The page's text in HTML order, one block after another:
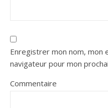
Enregistrer mon nom, mon
navigateur pour mon
Commentaire